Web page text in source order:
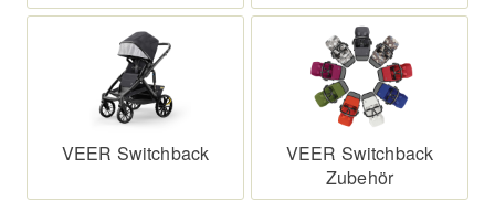
VEER Switchback
VEER Switchback
Zubehör